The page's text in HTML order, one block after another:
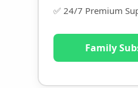
✅ 24/7 Premium
Family